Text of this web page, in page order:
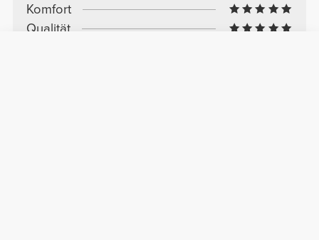
Komfort
Qualität